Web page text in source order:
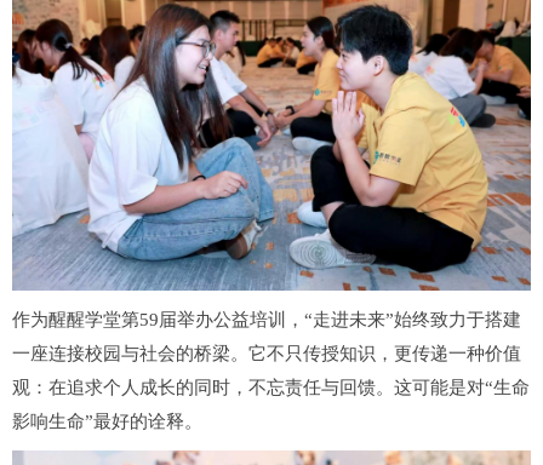
作为醒醒学堂第59届举办公益培训，“走进未来”始终致力于搭建
一座连接校园与社会的桥梁。它不只传授知识，更传递一种价值
观：在追求个人成长的同时，不忘责任与回馈。这可能是对“生命
影响生命”最好的诠释。